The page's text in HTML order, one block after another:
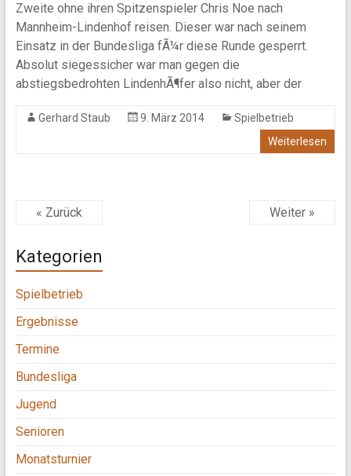
Zweite ohne ihren Spitzenspieler Chris Noe nach
Mannheim-Lindenhof reisen. Dieser war nach seinem
Einsatz in der Bundesliga fÃ¼r diese Runde gesperrt.
Absolut siegessicher war man gegen die
abstiegsbedrohten LindenhÃ¶fer also nicht, aber der
Gerhard Staub 9. März 2014
Spielbetrieb
Weiterlesen
« Zurück Weiter »
Kategorien
Spielbetrieb
Ergebnisse
Termine
Bundesliga
Jugend
Senioren
Monatsturnier